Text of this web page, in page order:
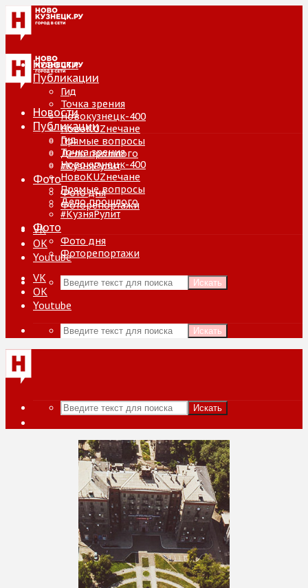
Новости
Публикации
Гид
Точка зрения
Новокузнецк-400
НовоKUZнечане
Прямые вопросы
Дело прошлого
#КузняРулит
Фото
Фото дня
Фоторепортажи
VK
ОК
Youtube
Искать
Новости
Публикации
Гид
Точка зрения
Новокузнецк-400
НовоKUZнечане
Прямые вопросы
Дело прошлого
#КузняРулит
Фото
Фото дня
Фоторепортажи
VK
ОК
Youtube
Искать
Искать